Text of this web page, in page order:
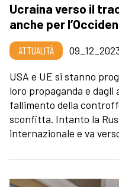
Ucraina verso il
anche per
ATTUALITÀ
USA e UE si stanno
loro propaganda e dagli
fallimento della
sconfitta. Intanto la
internazionale e va